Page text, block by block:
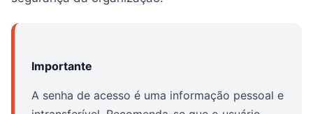
Importante
A senha de acesso é uma informação pessoal e